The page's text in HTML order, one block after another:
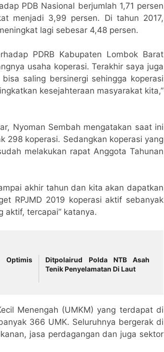
PDB Nasional berjumlah 1,71 persen
menjadi 3,99 persen. Di tahun 2017,
lagi sebesar 4,48 persen.
PDRB Kabupaten Lombok Barat
usaha koperasi. Terakhir saya juga
saling bersinergi sehingga koperasi
kesejahteraan masyarakat kita,”
Nyoman Sembah mengatakan saat ini
298 koperasi. Sedangkan koperasi yang
melakukan rapat Anggota Tahunan
akhir tahun dan kita akan dapatkan
RPJMD 2019 koperasi aktif sebanyak
aktif, tercapai” katanya.
Optimis
Ditpolairud Polda NTB Asah
Tenik Penyelamatan Di Laut
Menengah (UMKM) yang terdapat di
366 UMK. Seluruhnya bergerak di
jasa perdagangan dan juga sektor